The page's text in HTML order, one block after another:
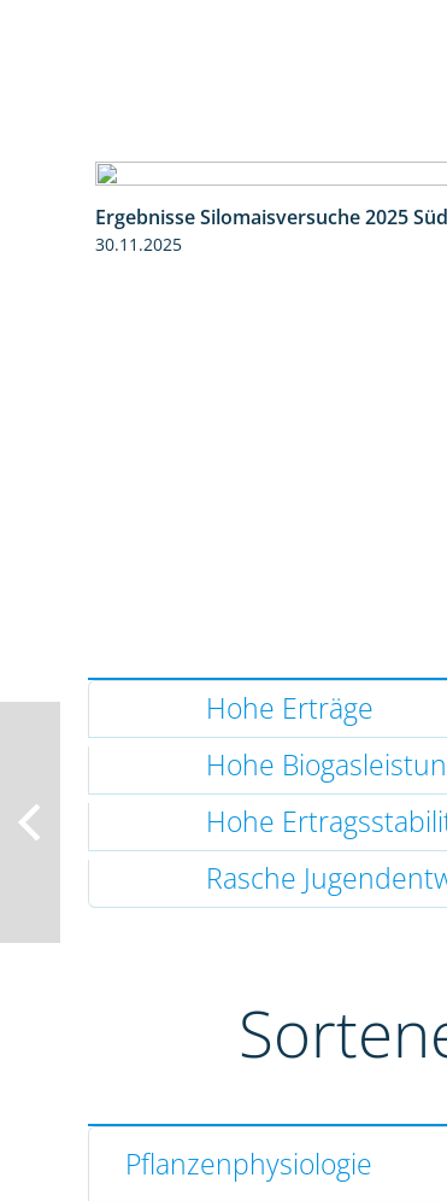
Ergebnisse Silomaisversuche 2025 Süd
30.11.2025
Hohe Erträge
Hohe
Hohe
Rasche
Pflanzenphysiologie